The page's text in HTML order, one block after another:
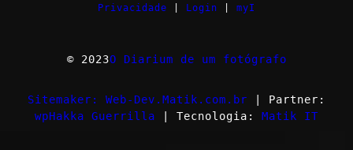
Privacidade
Login myI
© 2023O Diarium de um fotógrafo
Sitemaker: Web-Dev.Matik.com.br | Partner:
wpHakka Guerrilla | Tecnologia: Matik IT